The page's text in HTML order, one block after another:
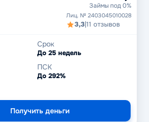
Займы под 0%
Лиц. № 2403045010028
3,3|11 отзывов
Срок
До 25 недель
ПСК
До 292%
Получить деньги